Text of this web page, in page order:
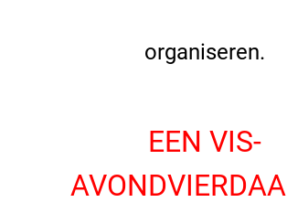
organiseren.
EEN VIS-